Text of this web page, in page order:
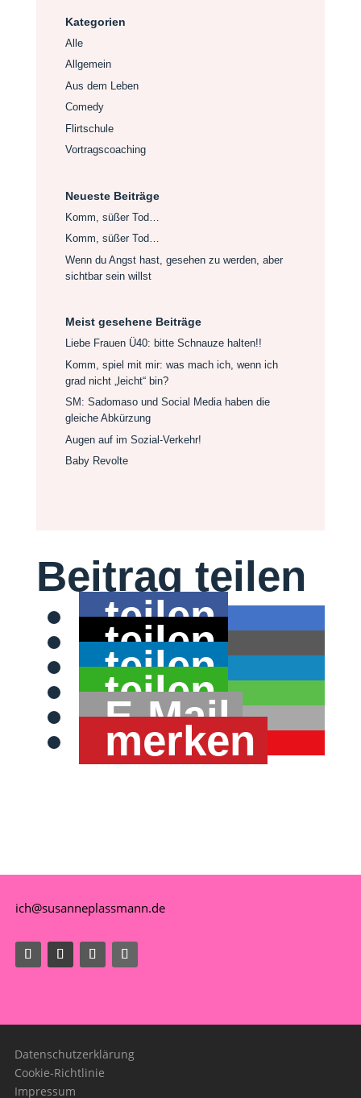
Kategorien
Alle
Allgemein
Aus dem Leben
Comedy
Flirtschule
Vortragscoaching
Neueste Beiträge
Komm, süßer Tod…
Komm, süßer Tod…
Wenn du Angst hast, gesehen zu werden, aber
sichtbar sein willst
Meist gesehene Beiträge
Liebe Frauen Ü40: bitte Schnauze halten!!
Komm, spiel mit mir: was mach ich, wenn ich
grad nicht „leicht“ bin?
SM: Sadomaso und Social Media haben die
gleiche Abkürzung
Augen auf im Sozial-Verkehr!
Baby Revolte
Beitrag teilen
teilen
teilen
teilen
teilen
E-Mail
merken
ich@susanneplassmann.de
Datenschutzerklärung
Cookie-Richtlinie
Impressum